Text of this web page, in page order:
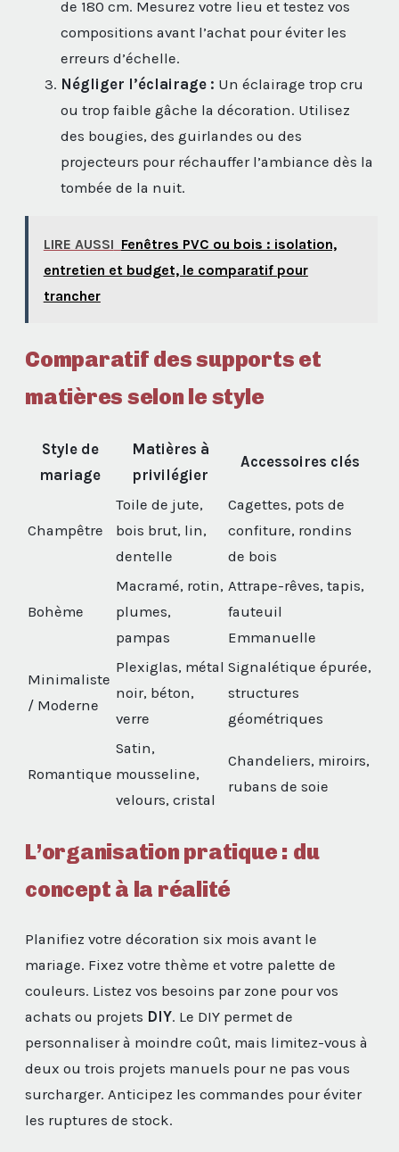
de 180 cm. Mesurez votre lieu et testez vos
compositions avant l’achat pour éviter les
erreurs d’échelle.
Négliger l’éclairage : Un éclairage trop cru
ou trop faible gâche la décoration. Utilisez
des bougies, des guirlandes ou des
projecteurs pour réchauffer l’ambiance dès la
tombée de la nuit.
LIRE AUSSI Fenêtres PVC ou bois : isolation,
entretien et budget, le comparatif pour
trancher
Comparatif des supports et
matières selon le style
Style de
mariage
Matières à
privilégier
Accessoires clés
Champêtre
Toile de jute,
bois brut, lin,
dentelle
Cagettes, pots de
confiture, rondins
de bois
Bohème
Macramé, rotin,
plumes,
pampas
Attrape-rêves, tapis,
fauteuil
Emmanuelle
Minimaliste
/ Moderne
Plexiglas, métal
noir, béton,
verre
Signalétique épurée,
structures
géométriques
Romantique
Satin,
mousseline,
velours, cristal
Chandeliers, miroirs,
rubans de soie
L’organisation pratique : du
concept à la réalité
Planifiez votre décoration six mois avant le
mariage. Fixez votre thème et votre palette de
couleurs. Listez vos besoins par zone pour vos
achats ou projets DIY. Le DIY permet de
personnaliser à moindre coût, mais limitez-vous à
deux ou trois projets manuels pour ne pas vous
surcharger. Anticipez les commandes pour éviter
les ruptures de stock.